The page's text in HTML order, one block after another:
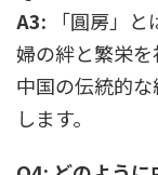
A3: 「圓房」
婦の絆と繁栄
中国の伝統的
します。